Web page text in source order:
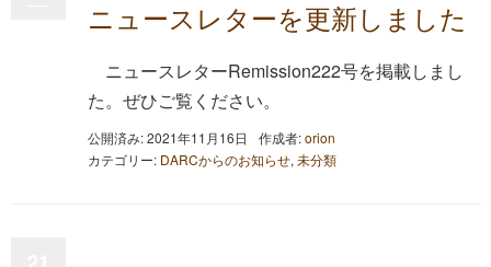
ニュースレターを更新しました
ニュースレターRemission222号を掲載しまし
た。ぜひご覧ください。
公開済み: 2021年11月16日 作成者:orion
カテゴリー: DARCからのお知らせ, 未分類